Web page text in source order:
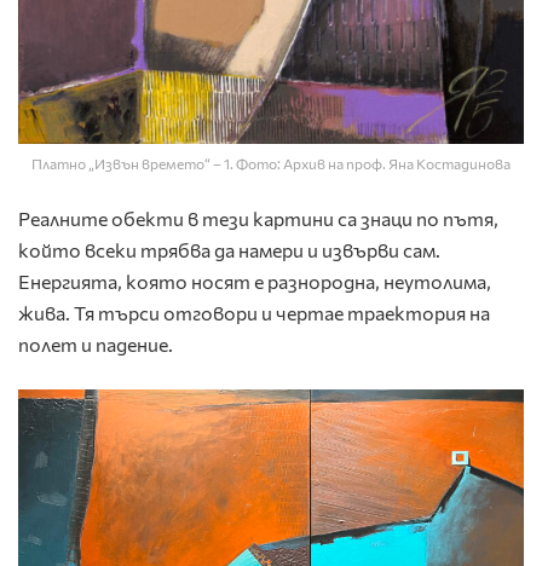
Платно „Извън времето“ – 1. Фото: Архив на проф. Яна Костадинова
Реалните обекти в тези картини са знаци по пътя,
който всеки трябва да намери и извърви сам.
Енергията, която носят е разнородна, неутолима,
жива. Тя търси отговори и чертае траектория на
полет и падение.